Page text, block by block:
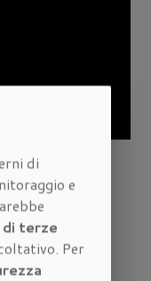
di
e
terze
Per